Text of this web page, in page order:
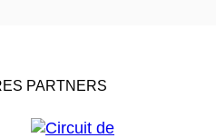
PARTNERS